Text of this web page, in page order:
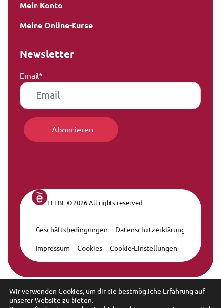
Mein Konto
Meine Online-Kurse
Newsletter
Email*
ELEBE © 2026 All rights reserved
Geschäftsbedingungen Datenschutzerklärung
Impressum Cookies Cookie-Einstellungen
Wir verwenden Cookies, um dir die bestmögliche Erfahrung auf
unserer Website zu bieten.